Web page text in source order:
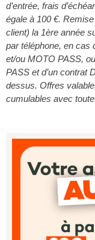
d’entrée, frais
égale à 100 €.
client) la 1ère année
par téléphone, en cas
et/ou MOTO PASS,
PASS et d’un contrat
dessus. Offres
cumulables avec